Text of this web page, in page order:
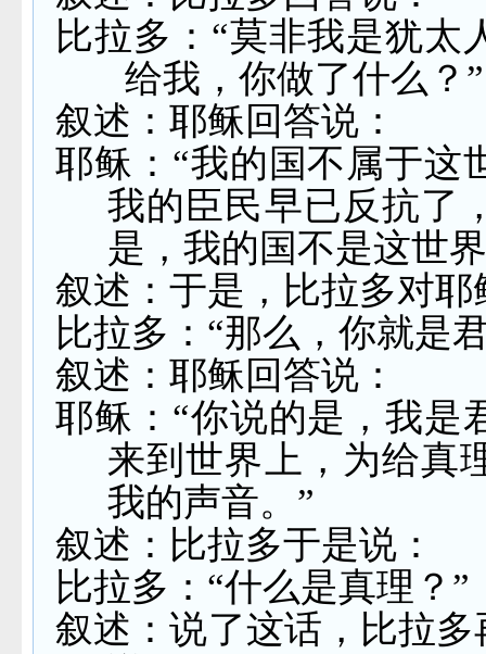
比拉多：“莫非我是犹太
给我，你做了什么？”
叙述：耶稣回答说：
耶稣：“我的国不属于这
我的臣民早已反抗了
是，我的国不是这世
叙述：于是，比拉多对耶
比拉多：“那么，你就是
叙述：耶稣回答说：
耶稣：“你说的是，我是
来到世界上，为给真
我的声音。”
叙述：比拉多于是说：
比拉多：“什么是真理？”
叙述：说了这话，比拉